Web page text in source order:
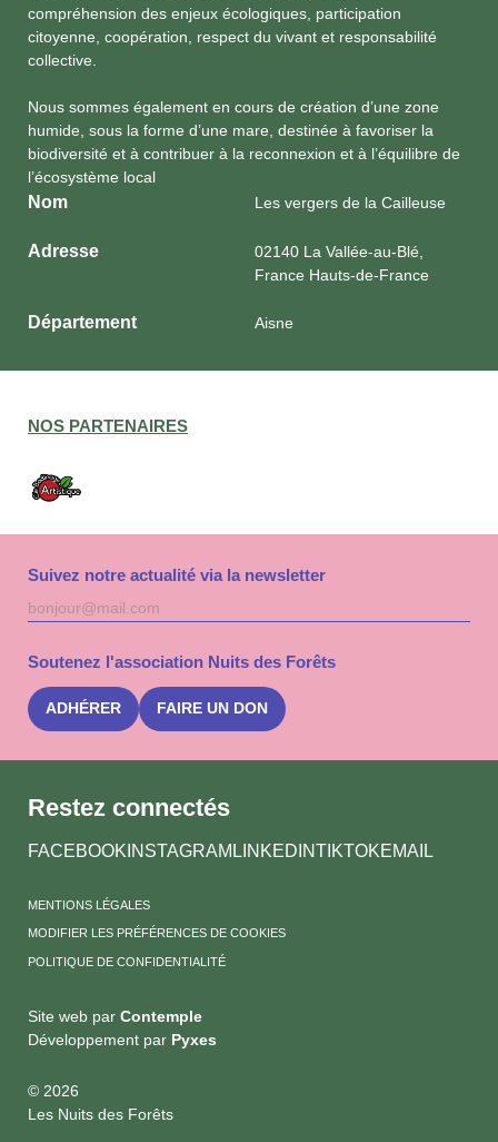
compréhension des enjeux écologiques, participation
citoyenne, coopération, respect du vivant et responsabilité
collective.
Nous sommes également en cours de création d’une zone
humide, sous la forme d’une mare, destinée à favoriser la
biodiversité et à contribuer à la reconnexion et à l’équilibre de
l’écosystème local
Nom Les vergers de la Cailleuse
Adresse
02140 La Vallée-au-Blé,
France Hauts-de-France
Département Aisne
NOS PARTENAIRES
Suivez notre actualité via la newsletter
Adresse
mail
à
Soutenez l'association Nuits des Forêts
ADHÉRER FAIRE UN DON
Restez connectés
FACEBOOK INSTAGRAM LINKEDINTIKTOKEMAIL
MENTIONS LÉGALES
MODIFIER LES PRÉFÉRENCES DE COOKIES
POLITIQUE DE CONFIDENTIALITÉ
Site web par Contemple
Développement par Pyxes
© 2026
Les Nuits des Forêts